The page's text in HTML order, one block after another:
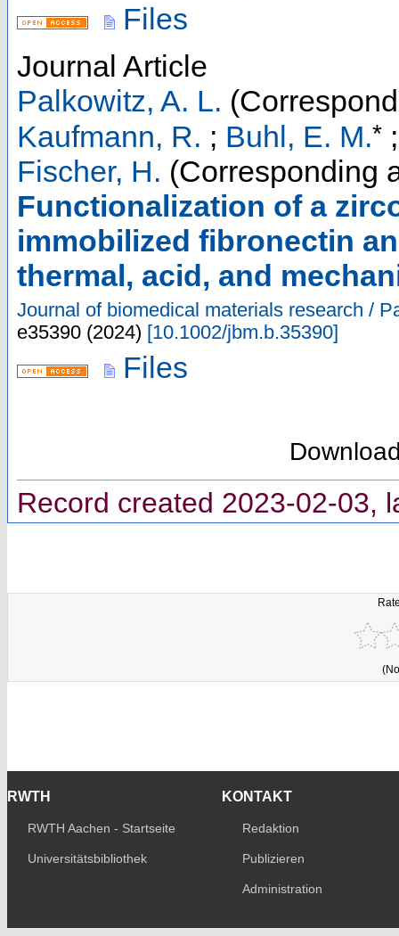
Files
Journal Article
Palkowitz, A. L.
Kaufmann, R. ; Buhl, E. M.*
Fischer, H. (Corresponding
Functionalization of a
immobilized fibronectin
thermal, acid, and
Journal of biomedical materials research /
e35390 (2024) [10.1002/jbm.b.35390]
Files
Record created 2023-02-03,
RWTH
RWTH Aachen - Startseite
Universitätsbibliothek
KONTAKT
Redaktion
Publizieren
Administration